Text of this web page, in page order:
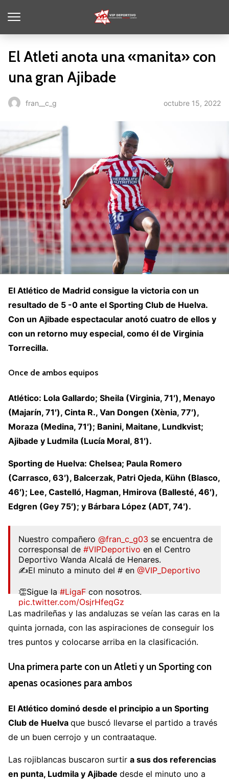
El Atleti anota una «manita» con
una gran Ajibade
fran__c_g octubre 15, 2022
El Atlético de Madrid consigue la victoria con un
resultado de 5 -0 ante el Sporting Club de Huelva.
Con un Ajibade espectacular anotó cuatro de ellos y
con un retorno muy especial, como él de Virginia
Torrecilla.
Once de ambos equipos
Atlético: Lola Gallardo; Sheila (Virginia, 71′), Menayo
(Majarín, 71′), Cinta R., Van Dongen (Xènia, 77′),
Moraza (Medina, 71′); Banini, Maitane, Lundkvist;
Ajibade y Ludmila (Lucía Moral, 81′).
Sporting de Huelva: Chelsea; Paula Romero
(Carrasco, 63′), Balcerzak, Patri Ojeda, Kühn (Blasco,
46′); Lee, Castelló, Hagman, Hmirova (Ballesté, 46′),
Edgren (Gey 75′); y Bárbara López (ADT, 74′).
Nuestro compañero @fran_c_g03 se encuentra de
corresponsal de #VIPDeportivo en el Centro
Deportivo Wanda Alcalá de Henares.
✍️El minuto a minuto del # en @VIP_Deportivo
👏Sigue la #LigaF con nosotros.
pic.twitter.com/OsjrHfegGz
— VIP Deportivo LIVE (@VP_Deportivo)
15, 2022
Las madrileñas y las andaluzas se veían las caras en la
quinta jornada, con las aspiraciones de conseguir los
tres puntos y colocarse arriba en la clasificación.
Una primera parte con un Atleti y un Sporting con
apenas ocasiones para ambos
El Atlético dominó desde el principio a un Sporting
Club de Huelva que buscó llevarse el partido a través
de un buen cerrojo y un contraataque.
Las rojiblancas buscaron surtir a sus dos referencias
en punta, Ludmila y Ajibade desde el minuto uno a